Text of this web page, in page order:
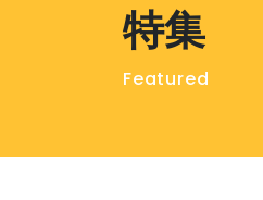
特集
Featured